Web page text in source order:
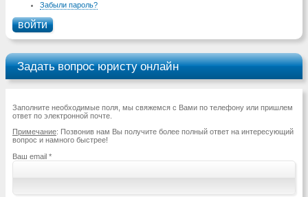
Забыли пароль?
Задать вопрос юристу онлайн
Заполните необходимые поля, мы свяжемся с Вами по телефону или пришлем
ответ по электронной почте.
Примечание: Позвонив нам Вы получите более полный ответ на интересующий
вопрос и намного быстрее!
Ваш email *